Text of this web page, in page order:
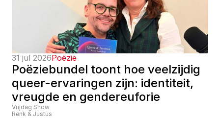
31 jul 2026Poëzie
Poëziebundel toont hoe veelzijdig
queer-ervaringen zijn: identiteit,
vreugde en gendereuforie
Vrijdag Show
Renk & Justus